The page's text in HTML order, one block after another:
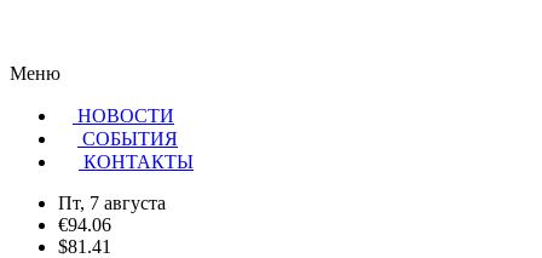
Меню
НОВОСТИ
CОБЫТИЯ
КОНТАКТЫ
Пт, 7 августа
€94.06
$81.41